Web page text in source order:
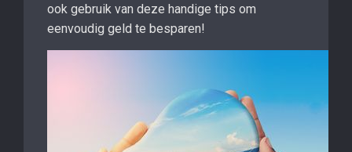
ook gebruik van deze handige tips om
eenvoudig geld te besparen!